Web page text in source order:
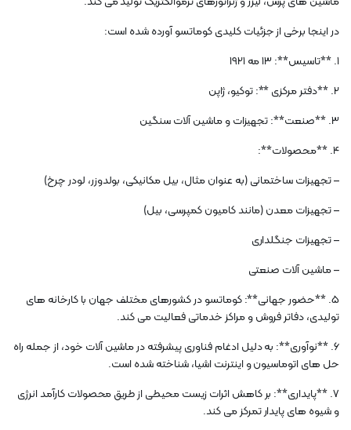
در اینجا برخی از جزئیات کلیدی کوماتسو آورده شده است:
1. **تاسیس**: 13 مه 1921
2. **دفتر مرکزی **: توکیو، ژاپن
3. **صنعت**: تجهیزات و ماشین آلات سنگین
4. **محصولات**:
– تجهیزات ساختمانی (به عنوان مثال، بیل مکانیکی، بولدوزر، لودر چرخ)
– تجهیزات معدن (مانند کامیون کمپرسی، بیل)
– تجهیزات جنگلداری
– ماشین آلات صنعتی
5. **حضور جهانی**: کوماتسو در کشورهای مختلف جهان با کارخانه های
تولیدی، دفاتر فروش و مراکز خدماتی فعالیت می کند.
6. **نوآوری**: به دلیل ادغام فناوری پیشرفته در ماشین آلات خود، از جمله راه
حل های اتوماسیون و اینترنت اشیا، شناخته شده است.
7. **پایداری**: بر کاهش اثرات زیست محیطی از طریق محصولات کارآمد انرژی
و شیوه های پایدار تمرکز می کند.